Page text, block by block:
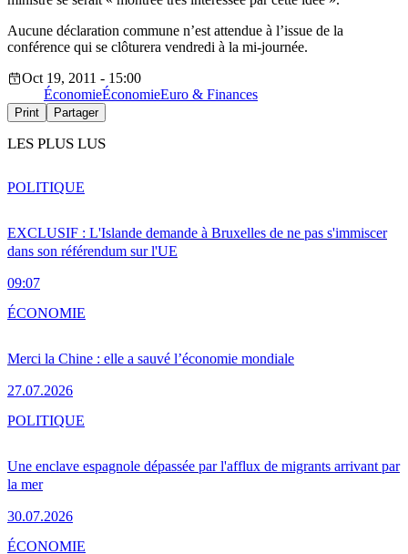
Aucune déclaration commune n’est attendue à l’issue de la
conférence qui se clôturera vendredi à la mi-journée.
Oct 19, 2011 - 15:00
ÉconomieÉconomieEuro & Finances
Print Partager
LES PLUS LUS
EXCLUSIF : L'Islande demande à Bruxelles de ne pas s'immiscer
dans son référendum sur l'UE
09:07
POLITIQUE
Merci la Chine : elle a sauvé l’économie mondiale
27.07.2026
ÉCONOMIE
Une enclave espagnole dépassée par l'afflux de migrants arrivant par
la mer
30.07.2026
POLITIQUE
ÉCONOMIE